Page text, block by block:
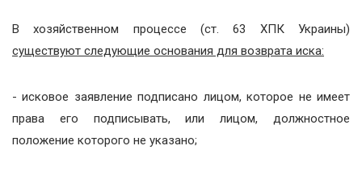
В хозяйственном процессе (ст. 63 ХПК Украины)
существуют следующие основания для возврата иска:
- исковое заявление подписано лицом, которое не имеет
права его подписывать, или лицом, должностное
положение которого не указано;